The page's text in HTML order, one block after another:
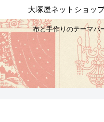
布と手作りのテーマパ
大塚屋ネットショッ